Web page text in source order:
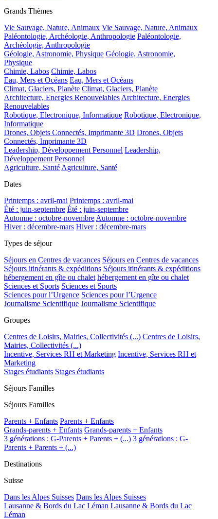
Grands Thèmes
Vie Sauvage, Nature, Animaux Vie Sauvage, Nature, Animaux
Paléontologie, Archéologie, Anthropologie Paléontologie,
Archéologie, Anthropologie
Géologie, Astronomie, Physique Géologie, Astronomie,
Physique
Chimie, Labos Chimie, Labos
Eau, Mers et Océans Eau, Mers et Océans
Climat, Glaciers, Planète Climat, Glaciers, Planète
Architecture, Energies Renouvelables Architecture, Energies
Renouvelables
Robotique, Electronique, Informatique Robotique, Electronique,
Informatique
Drones, Objets Connectés, Imprimante 3D Drones, Objets
Connectés, Imprimante 3D
Leadership, Développement Personnel Leadership,
Développement Personnel
Agriculture, Santé Agriculture, Santé
Dates
Printemps : avril-mai Printemps : avril-mai
Été : juin-septembre Été : juin-septembre
Automne : octobre-novembre Automne : octobre-novembre
Hiver : décembre-mars Hiver : décembre-mars
Types de séjour
Séjours en Centres de vacances Séjours en Centres de vacances
Séjours itinérants & expéditions Séjours itinérants & expéditions
hébergement en gîte ou chalet hébergement en gîte ou chalet
Sciences et Sports Sciences et Sports
Sciences pour l’Urgence Sciences pour l’Urgence
Journalisme Scientifique Journalisme Scientifique
Groupes
Centres de Loisirs, Mairies, Collectivités (...) Centres de Loisirs,
Mairies, Collectivités (...)
Incentive, Services RH et Marketing Incentive, Services RH et
Marketing
Stages étudiants Stages étudiants
Séjours Familles
Séjours Familles
Parents + Enfants Parents + Enfants
Grands-parents + Enfants Grands-parents + Enfants
3 générations : G-Parents + Parents + (...) 3 générations : G-
Parents + Parents + (...)
Destinations
Suisse
Dans les Alpes Suisses Dans les Alpes Suisses
Lausanne & Bords du Lac Léman Lausanne & Bords du Lac
Léman